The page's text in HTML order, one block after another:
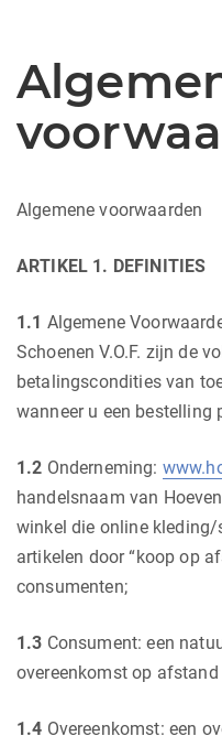
Algemene voorwaarden
ARTIKEL 1. DEFINITIES
1.1 Algemene
Schoenen V.O.F. zijn de
betalingscondities van
wanneer u een bestelling
1.2 Onderneming:
handelsnaam van
winkel die online
artikelen door “koop op
consumenten;
1.3 Consument: een
overeenkomst op
1.4 Overeenkomst: een